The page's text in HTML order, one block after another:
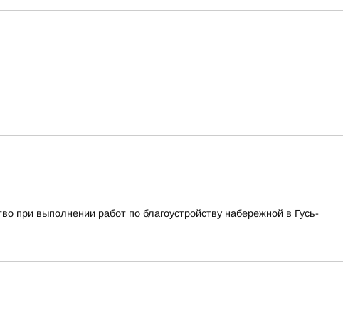
при выполнении работ по благоустройству набережной в Гусь-